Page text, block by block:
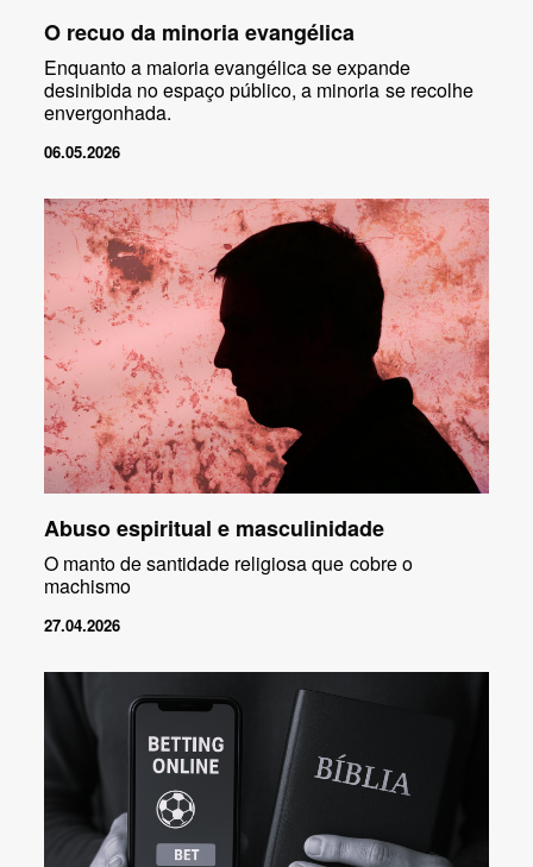
O recuo da minoria evangélica
Enquanto a maioria evangélica se expande
desinibida no espaço público, a minoria se recolhe
envergonhada.
06.05.2026
Abuso espiritual e masculinidade
O manto de santidade religiosa que cobre o
machismo
27.04.2026